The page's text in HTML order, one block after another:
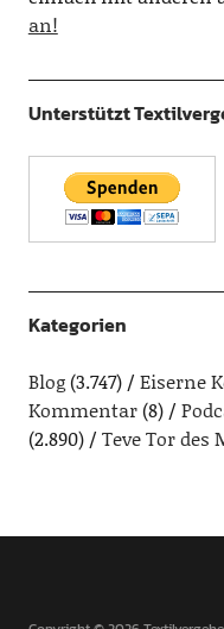
an!
Unterstützt
Kategorien
Blog(3.747) Eiserne
Kommentar(8)
(2.890)
Teve Tor des